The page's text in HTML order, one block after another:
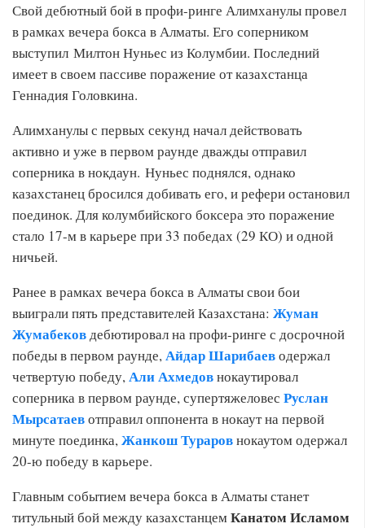
Свой дебютный бой в профи-ринге Алимханулы провел
в рамках вечера бокса в Алматы. Его соперником
выступил Милтон Нуньес из Колумбии. Последний
имеет в своем пассиве поражение от казахстанца
Геннадия Головкина.
Алимханулы с первых секунд начал действовать
активно и уже в первом раунде дважды отправил
соперника в нокдаун. Нуньес поднялся, однако
казахстанец бросился добивать его, и рефери остановил
поединок. Для колумбийского боксера это поражение
стало 17-м в карьере при 33 победах (29 КО) и одной
ничьей.
Ранее в рамках вечера бокса в Алматы свои бои
выиграли пять представителей Казахстана: Жуман
Жумабековдебютировал на профи-ринге с досрочной
победы в первом раунде,Айдар Шарибаеводержал
четвертую победу,Али Ахмедовнокаутировал
соперника в первом раунде, супертяжеловес Руслан
Мырсатаевотправил оппонента в нокаут на первой
минуте поединка,Жанкош Тураровнокаутом одержал
20-ю победу в карьере.
Главным событием вечера бокса в Алматы станет
титульный бой между казахстанцемКанатом Исламом